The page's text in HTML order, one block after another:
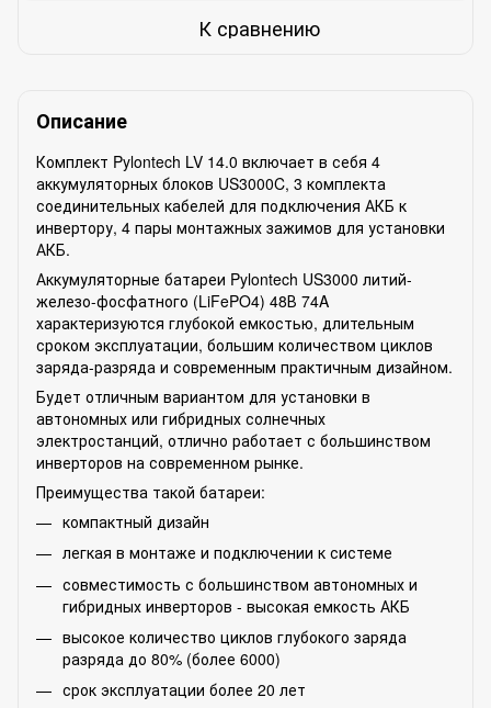
К сравнению
Описание
Комплект Pylontech LV 14.0 включает в себя 4
аккумуляторных блоков US3000C, 3 комплекта
соединительных кабелей для подключения АКБ к
инвертору, 4 пары монтажных зажимов для установки
АКБ.
Аккумуляторные батареи Pylontech US3000 литий-
железо-фосфатного (LiFePO4) 48В 74A
характеризуются глубокой емкостью, длительным
сроком эксплуатации, большим количеством циклов
заряда-разряда и современным практичным дизайном.
Будет отличным вариантом для установки в
автономных или гибридных солнечных
электростанций, отлично работает с большинством
инверторов на современном рынке.
Преимущества такой батареи:
компактный дизайн
легкая в монтаже и подключении к системе
совместимость с большинством автономных и
гибридных инверторов - высокая емкость АКБ
высокое количество циклов глубокого заряда
разряда до 80% (более 6000)
срок эксплуатации более 20 лет